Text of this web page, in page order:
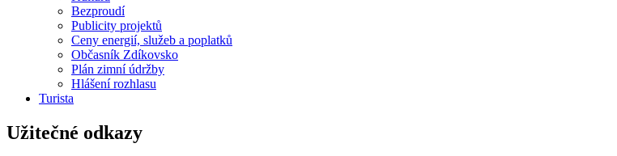
Bezproudí
Publicity projektů
Ceny energií, služeb a poplatků
Občasník Zdíkovsko
Plán zimní údržby
Hlášení rozhlasu
Turista
Užitečné odkazy